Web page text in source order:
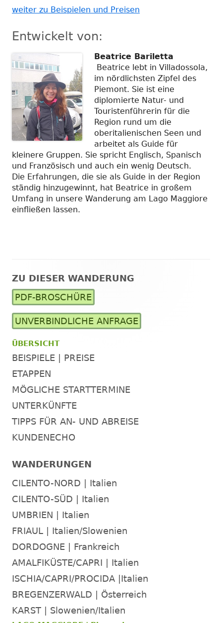
weiter zu Beispielen und Preisen
Entwickelt von:
Beatrice Bariletta
Beatrice lebt in Villadossola,
im nördlichsten Zipfel des
Piemont. Sie ist eine
diplomierte Natur- und
Touristenführerin für die
Region rund um die
oberitalienischen Seen und
arbeitet als Guide für
kleinere Gruppen. Sie spricht Englisch, Spanisch
und Französisch und auch ein wenig Deutsch.
Die Erfahrungen, die sie als Guide in der Region
ständig hinzugewinnt, hat Beatrice in großem
Umfang in unsere Wanderung am Lago Maggiore
einfließen lassen.
Haupt-
Seitenleiste
ZU DIESER WANDERUNG
PDF-BROSCHÜRE
UNVERBINDLICHE ANFRAGE
ÜBERSICHT
BEISPIELE | PREISE
ETAPPEN
MÖGLICHE STARTTERMINE
UNTERKÜNFTE
TIPPS FÜR AN- UND ABREISE
KUNDENECHO
WANDERUNGEN
CILENTO-NORD | Italien
CILENTO-SÜD | Italien
UMBRIEN | Italien
FRIAUL | Italien/Slowenien
DORDOGNE | Frankreich
AMALFIKÜSTE/CAPRI | Italien
ISCHIA/CAPRI/PROCIDA |Italien
BREGENZERWALD | Österreich
KARST | Slowenien/Italien